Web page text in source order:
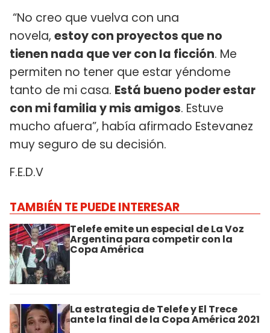
“No creo que vuelva con una
novela, estoy con proyectos que no
tienen nada que ver con la ficción. Me
permiten no tener que estar yéndome
tanto de mi casa. Está bueno poder estar
con mi familia y mis amigos. Estuve
mucho afuera”, había afirmado Estevanez
muy seguro de su decisión.
F.E.D.V
TAMBIÉN TE PUEDE INTERESAR
Telefe emite un especial de La Voz
Argentina para competir con la
Copa América
La estrategia de Telefe y El Trece
ante la final de la Copa América 2021